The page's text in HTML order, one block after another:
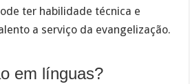
ter habilidade técnica e
a serviço da evangelização.
em línguas?